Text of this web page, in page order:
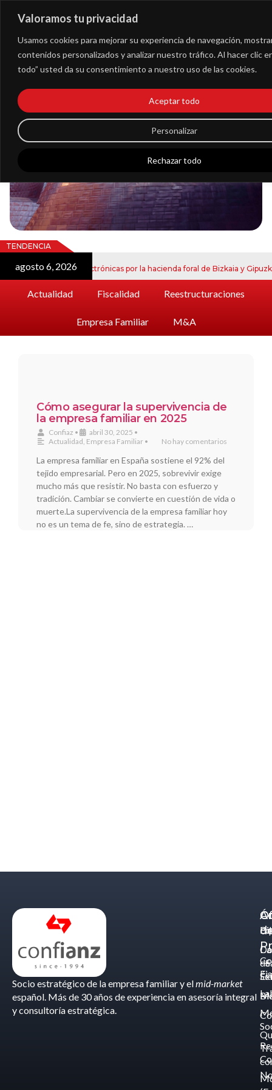
Valoramos tu privacidad
Usamos cookies para mejorar su experiencia de navegación,
contenidos personalizados y analizar nuestro tráfico. Al hacer clic
todo” usted da su consentimiento a nuestro uso de las cookies.
Personalizar
Rechazar todo
Aceptar todo
Blog
Noticias
TENDENCIA
agosto 6, 2026
notificaciones electrónicas por la hacienda foral de Bizkaia y Gipuzkoa
Actualidad Fiscalidad Reestructuraciones
Empresa Familiar M&A
Cómo asegurar la supervivencia de
la empresa familiar en 2025
Confiaz • abril 30, 2025 •
Actualidad, Empresa Familiar • No hay comentarios
La empresa familiar en España sostiene el 92% del
tejido empresarial​. Pero en 2025, sobrevivir exige
mucho más que resistir. No basta con esfuerzo y
tradición. Cambiar se convierte en cuestión de vida o
muerte.La supervivencia de la empresa familiar hoy
no es un tema de fe, sino de estrategia. …
Socio estratégico de la empresa familiar y elmid-market
español. Más de 30 años de experiencia en asesoría integral
y consultoría estratégica.
de
-